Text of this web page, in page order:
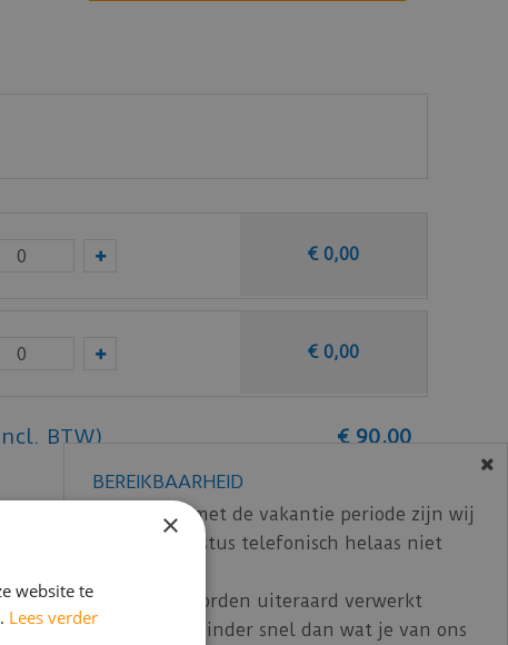
€ 0,00
€ 0,00
BTW) € 90,00
BEREIKBAARHEID
In verband met de vakantie periode zijn wij
t/m 14 augustus telefonisch helaas niet
Bestelling worden uiteraard verwerkt
echter iets minder snel dan wat je van ons
×
website te
Lees verder